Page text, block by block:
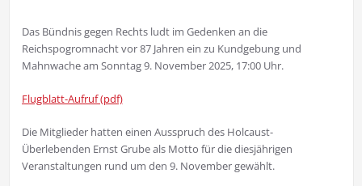
Das Bündnis gegen Rechts ludt im Gedenken an die
Reichspogromnacht vor 87 Jahren ein zu Kundgebung und
Mahnwache am Sonntag 9. November 2025, 17:00 Uhr.
Flugblatt-Aufruf (pdf)
Die Mitglieder hatten einen Ausspruch des Holcaust-
Überlebenden Ernst Grube als Motto für die diesjährigen
Veranstaltungen rund um den 9. November gewählt.